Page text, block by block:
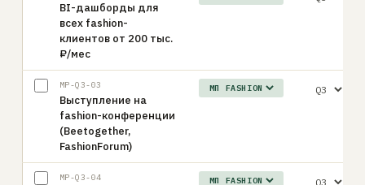
BI-дашборды для
всех fashion-
клиентов от 200 тыс.
₽/мес
MP-Q3-03
Выступление на
fashion-конференции
(Beetogether,
FashionForum)
MP-Q3-04